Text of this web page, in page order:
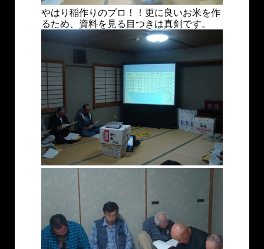
やはり稲作りのプロ！！更に良いお米を作
るため、資料を見る目つきは真剣です。